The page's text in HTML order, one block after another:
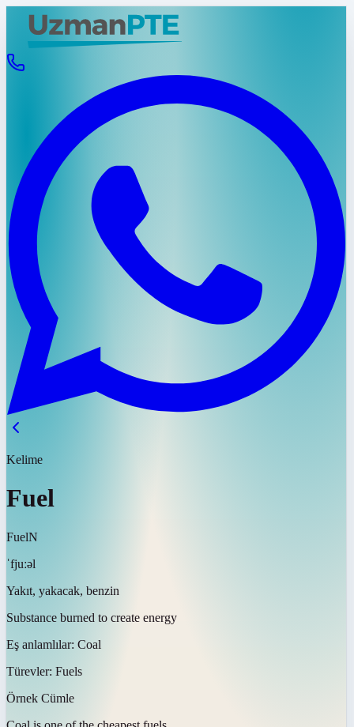
Kelime
Fuel
FuelN
ˈfjuːəl
Yakıt, yakacak, benzin
Substance burned to create energy
Eş anlamlılar: Coal
Türevler: Fuels
Örnek Cümle